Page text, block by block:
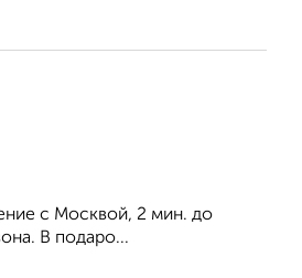
с Москвой, 2 мин. до
В подаро...